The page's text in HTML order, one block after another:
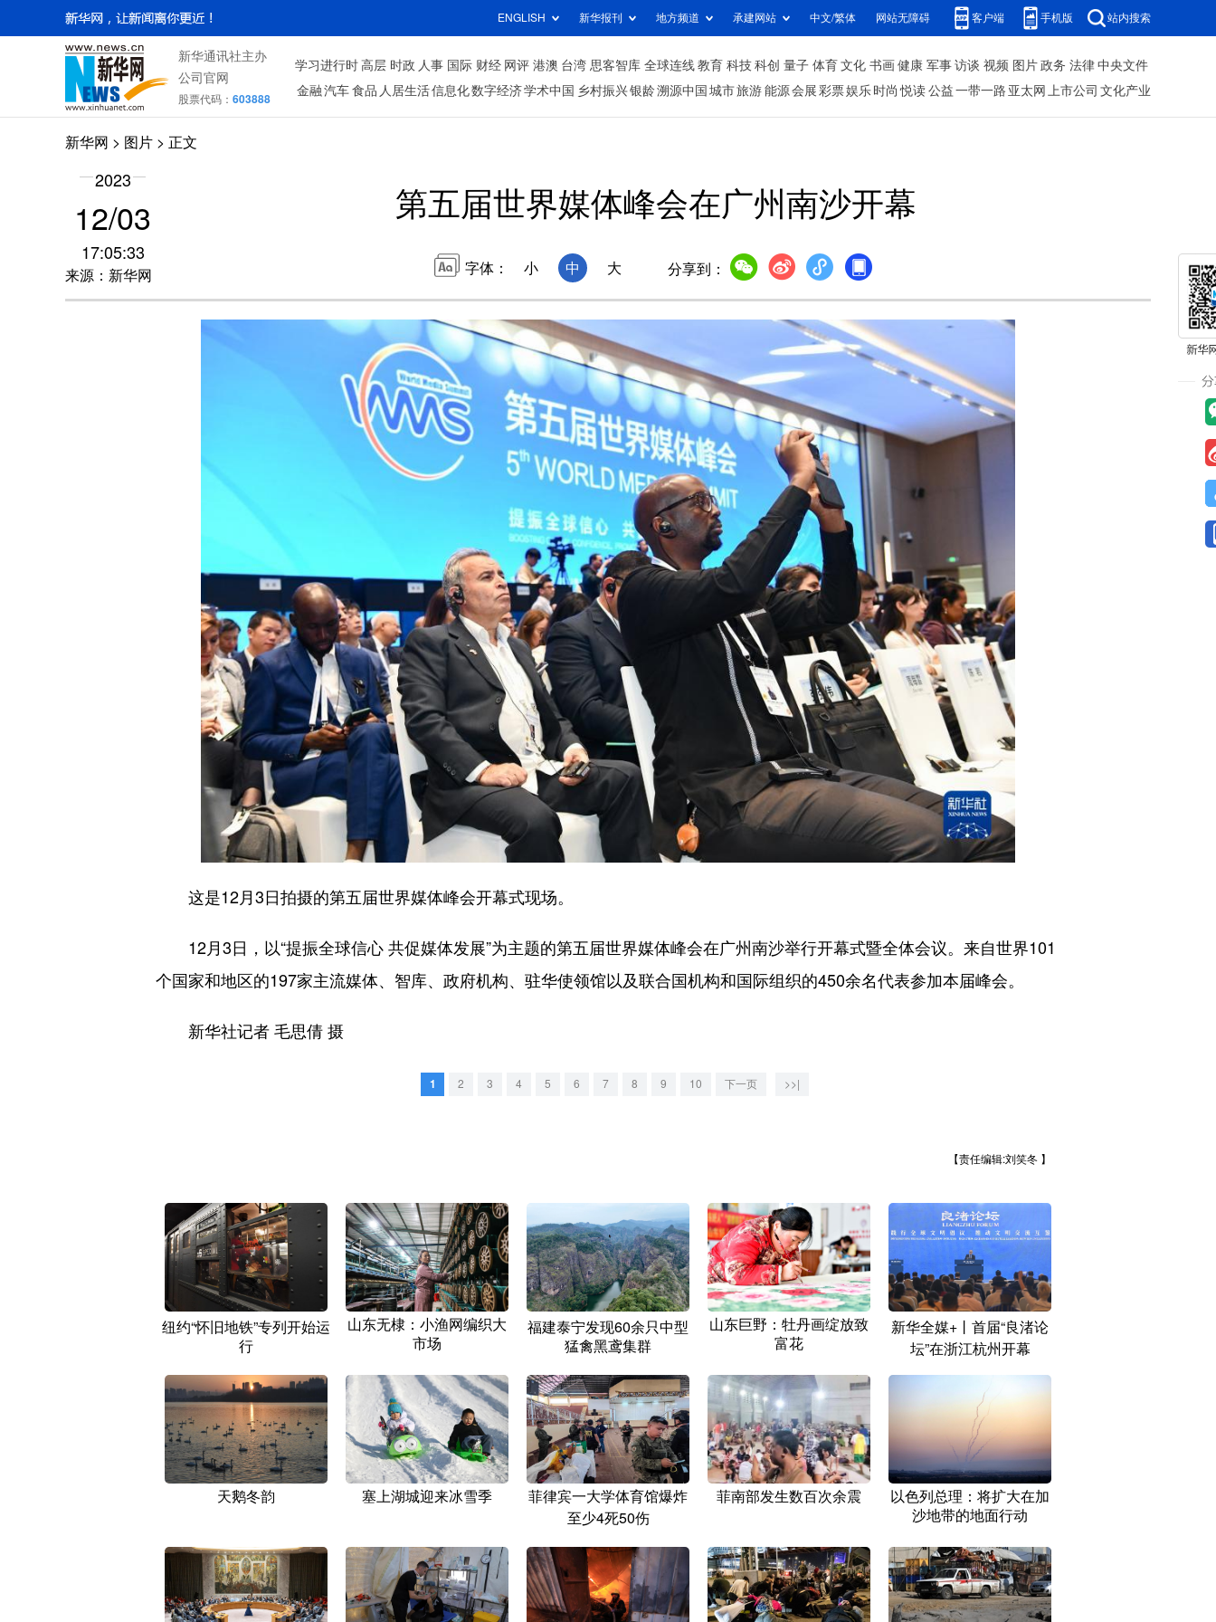
ENGLISH 新华报刊 地方频道 承建网站 中文/繁体 网站无障碍 客户端 手机版 站内搜索
新华通讯社主办
公司官网
股票代码： 603888
学习进行时 高层 时政 人事 国际 财经 网评 港澳 台湾 思客智库 全球连线 教育 科技 科创 量子 体育 文化 书画 健康 军事 访谈 视频 图片 政务 法律 中央文件
金融 汽车 食品 人居生活信息化数字经济学术中国 乡村振兴银龄溯源中国 城市旅游 能源 会展 彩票娱乐 时尚 悦读 公益 一带一路 亚太网 上市公司 文化产业
新华网 > 图片 > 正文
2023
12/03
17:05:33
来源：新华网
第五届世界媒体峰会在广州南沙开幕
字体： 小 中 大 分享到：
这是12月3日拍摄的第五届世界媒体峰会开幕式现场。
12月3日，以“提振全球信心 共促媒体发展”为主题的第五届世界媒体峰会在广州南沙举行开幕式暨全体会议。来自世界101
个国家和地区的197家主流媒体、智库、政府机构、驻华使领馆以及联合国机构和国际组织的450余名代表参加本届峰会。
新华社记者 毛思倩 摄
1 2 3 4 5 6 7 8 9 10 下一页 >>|
【责任编辑:刘笑冬 】
纽约“怀旧地铁”专列开始运
行
山东无棣：小渔网编织大
市场
福建泰宁发现60余只中型
猛禽黑鸢集群
山东巨野：牡丹画绽放致
富花
新华全媒+丨首届“良渚论
坛”在浙江杭州开幕
天鹅冬韵 塞上湖城迎来冰雪季
菲律宾一大学体育馆爆炸
至少4死50伤
菲南部发生数百次余震
以色列总理：将扩大在加
沙地带的地面行动